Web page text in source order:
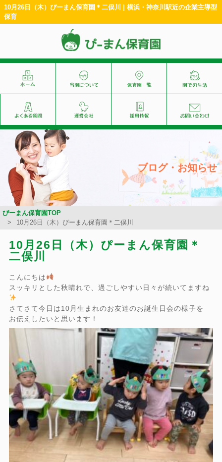
10月26日（木）ぴーまん保育園＊二俣川 | 横浜・神奈川駅近の企業主導型
保育
ブログ・お知らせ
ぴーまん保育園TOP
10月26日（木）ぴーまん保育園＊二俣川
10月26日（木）ぴーまん保育園＊
二俣川
こんにちは
スッキリとした秋晴れで、過ごしやすい日々が続いてますね
さてさて今日は10月生まれのお友達のお誕生日会の様子を
お伝えしたいと思います！